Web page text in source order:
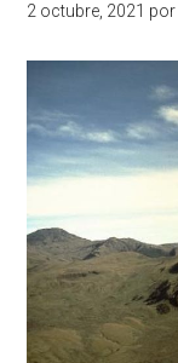
2 octubre, 2021